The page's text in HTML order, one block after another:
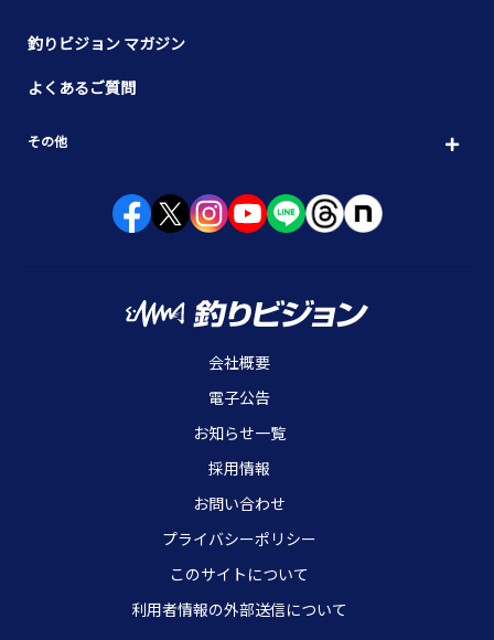
釣りビジョン マガジン
よくあるご質問
その他
会社概要
電子公告
お知らせ一覧
採用情報
お問い合わせ
プライバシーポリシー
このサイトについて
利用者情報の外部送信について